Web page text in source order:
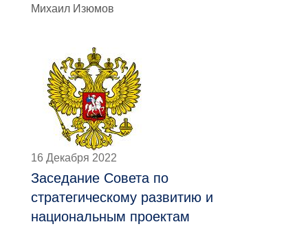
Михаил Изюмов
16 Декабря 2022
Заседание Совета по
стратегическому развитию и
национальным проектам